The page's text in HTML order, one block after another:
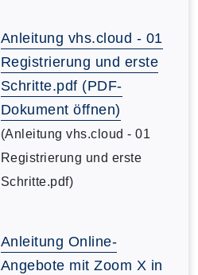
Anleitung vhs.cloud - 01
Registrierung und erste
Schritte.pdf (PDF-
Dokument öffnen)
(Anleitung vhs.cloud - 01
Registrierung und erste
Schritte.pdf)
Anleitung Online-
Angebote mit Zoom X in